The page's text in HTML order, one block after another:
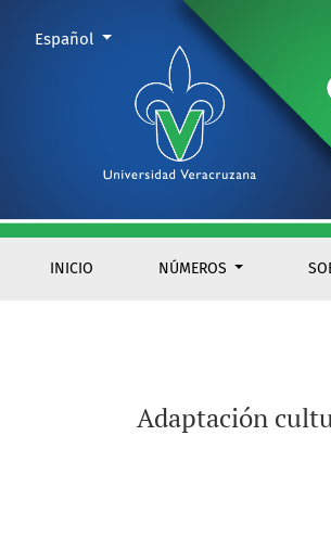
Adaptación cultural y propiedades
INICIO NÚMEROS
Cambiar el idioma. El actual es:
Español
Adaptación